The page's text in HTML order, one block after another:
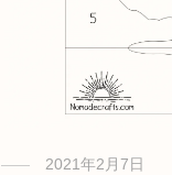
2021年2月7日